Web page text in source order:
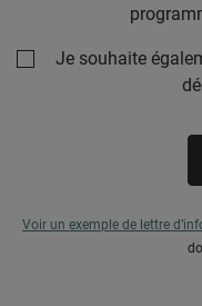
Je souhaite
Voir un exemple de lettre